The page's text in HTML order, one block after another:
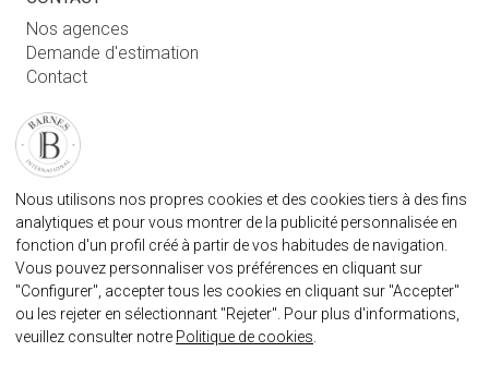
Nos agences
Demande d'estimation
Contact
FAQ
AGENECE IMMOBILIÈRE BARNES MARBELLA
marbella@barnes-international.com
+34 614 25 01 89
Nous utilisons nos propres cookies et des cookies tiers à des fins
analytiques et pour vous montrer de la publicité personnalisée en
fonction d'un profil créé à partir de vos habitudes de navigation.
Vous pouvez personnaliser vos préférences en cliquant sur
"Configurer", accepter tous les cookies en cliquant sur "Accepter"
ou les rejeter en sélectionnant "Rejeter". Pour plus d'informations,
veuillez consulter notre Politique de cookies